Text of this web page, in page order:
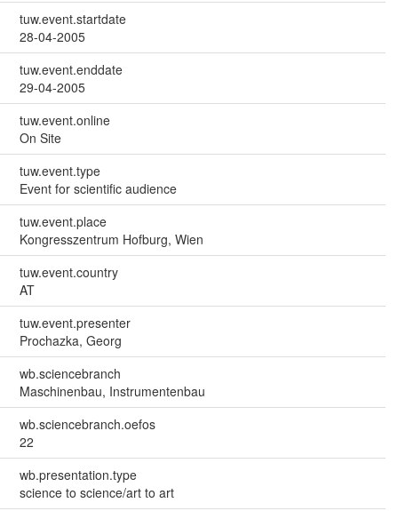
tuw.event.startdate
28-04-2005
tuw.event.enddate
29-04-2005
tuw.event.online
On Site
tuw.event.type
Event for scientific audience
tuw.event.place
Kongresszentrum Hofburg, Wien
tuw.event.country
AT
tuw.event.presenter
Prochazka, Georg
wb.sciencebranch
Maschinenbau, Instrumentenbau
wb.sciencebranch.oefos
22
wb.presentation.type
science to science/art to art